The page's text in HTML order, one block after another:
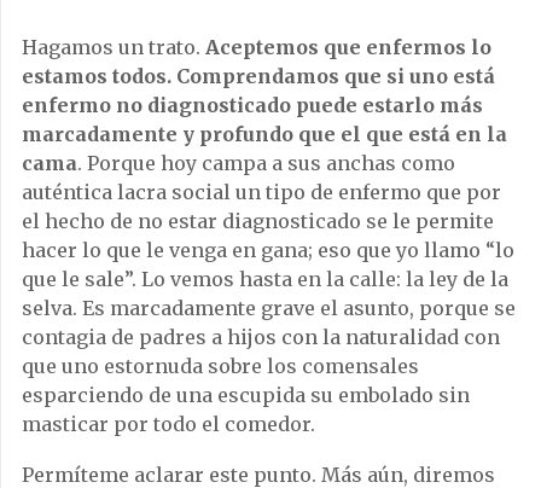
Hagamos un trato. Aceptemos que enfermos lo
estamos todos. Comprendamos que si uno está
enfermo no diagnosticado puede estarlo más
marcadamente y profundo que el que está en la
cama. Porque hoy campa a sus anchas como
auténtica lacra social un tipo de enfermo que por
el hecho de no estar diagnosticado se le permite
hacer lo que le venga en gana; eso que yo llamo “lo
que le sale”. Lo vemos hasta en la calle: la ley de la
selva. Es marcadamente grave el asunto, porque se
contagia de padres a hijos con la naturalidad con
que uno estornuda sobre los comensales
esparciendo de una escupida su embolado sin
masticar por todo el comedor.
Permíteme aclarar este punto. Más aún, diremos